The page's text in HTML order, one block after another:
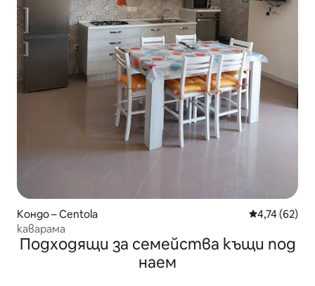
Кондо – Centola Средна
4,74 (62)
каварама
Подходящи за семейства къщи под
наем